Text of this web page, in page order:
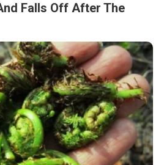
Falls Off After The